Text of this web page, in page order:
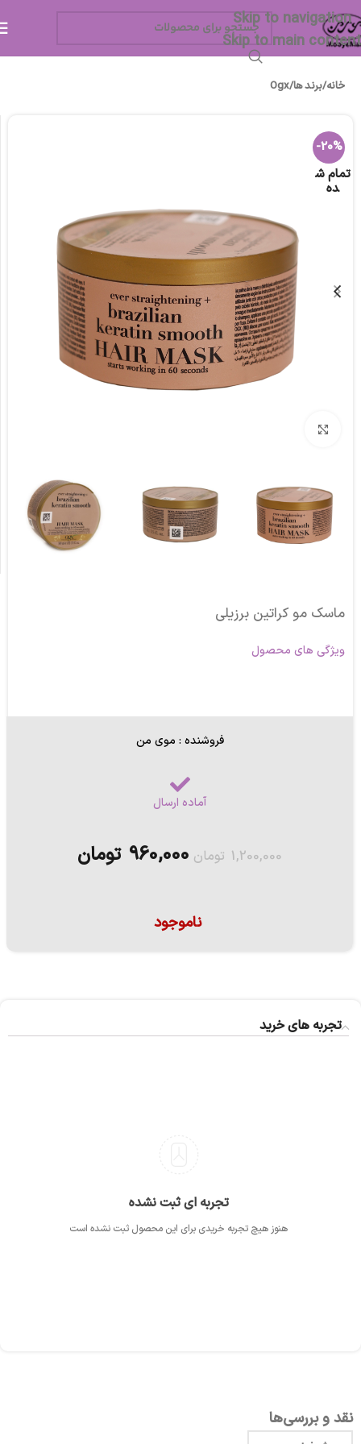
Skip to navigation
Skip to main content
خانه/برند ها/
Ogx
-20%
تمام ش
ده
ماسک مو کراتین برزیلی
ویژگی های محصول
فروشنده : موی من
آماده ارسال
1,200,000 تومان 960,000 تومان
ناموجود
تجربه های خرید
تجربه ای ثبت نشده
هنوز هیچ تجربه خریدی برای این محصول ثبت نشده است
نقد و بررسی‌ها